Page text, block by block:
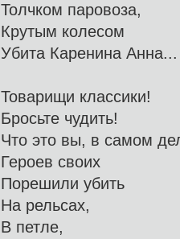
Толчком паровоза,
Крутым колесом
Убита Каренина Анна...
Товарищи классики!
Бросьте чудить!
Что это вы, в самом
Героев своих
Порешили убить
На рельсах,
В петле,